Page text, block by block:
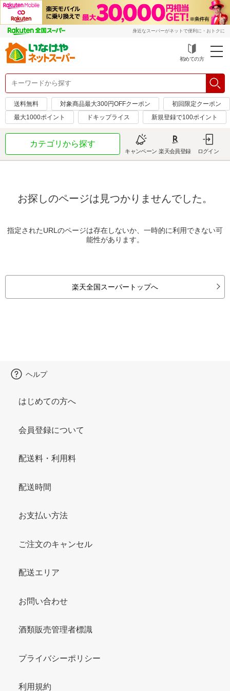
身近なスーパーがネットで便利に・おトクに
初めての方
送料無料 対象商品最大300円OFFクーポン
初回限定クーポン
最大1000ポイント
ドキップライス 新規登録で100ポイント
カテゴリから探す
キャンペーン 楽天会員登録 ログイン
お探しのページは見つかりませんでした。
指定されたURLのページは存在しないか、一時的に利用できない可
能性があります。
楽天全国スーパートップへ
ヘルプ
はじめての方へ
会員登録について
配送料・利用料
配送時間
お支払い方法
ご注文のキャンセル
配送エリア
お問い合わせ
酒類販売管理者標識
プライバシーポリシー
利用規約